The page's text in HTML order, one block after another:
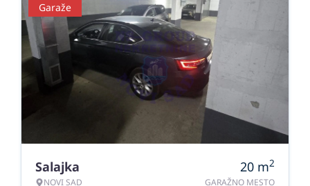
Garaže
Salajka
NOVI SAD
20 m2
GARAŽNO MESTO